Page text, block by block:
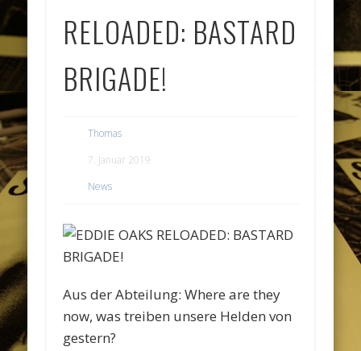
RELOADED: BASTARD
BRIGADE!
Thomas
7. Januar 2019
News
Aus der Abteilung: Where are they
now, was treiben unsere Helden von
gestern?